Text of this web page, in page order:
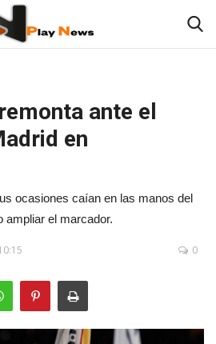
ante el
en
ocasiones caían en las manos del
ampliar el marcador.
0